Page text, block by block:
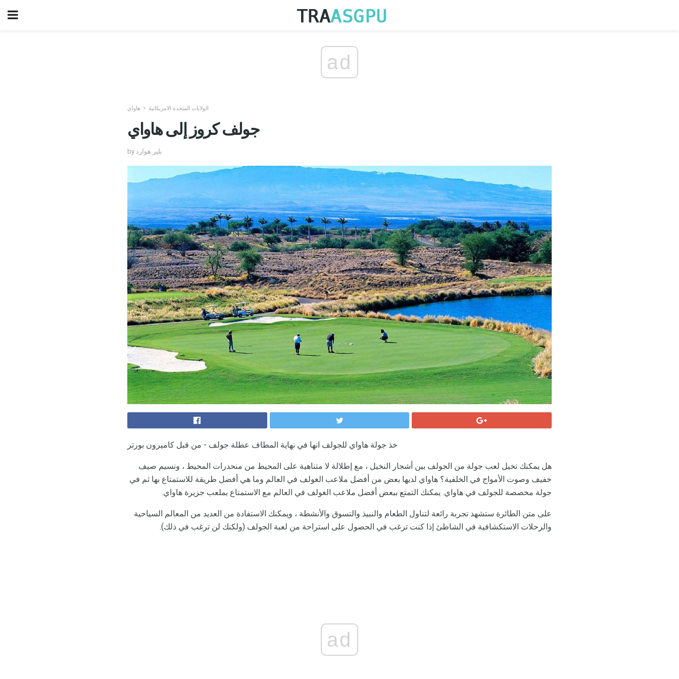
ad
الولايات المتحدة الامريكانية هاواي
جولف كروز إلى هاواي
by بلير هوارد
خذ جولة هاواي للجولف انها في نهاية المطاف عطلة جولف - من قبل كاميرون بورتر
هل يمكنك تخيل لعب جولة من الجولف بين أشجار النخيل ، مع إطلالة لا متناهية على المحيط من منحدرات المحيط ، ونسيم صيف
خفيف وصوت الأمواج في الخلفية؟ هاواي لديها بعض من أفضل ملاعب الغولف في العالم وما هي أفضل طريقة للاستمتاع بها ثم في
جولة مخصصة للجولف في هاواي. يمكنك التمتع ببعض أفضل ملاعب الغولف في العالم مع الاستمتاع بملعب جزيرة هاواي.
على متن الطائرة ستشهد تجربة رائعة لتناول الطعام والنبيذ والتسوق والأنشطة ، ويمكنك الاستفادة من العديد من المعالم السياحية
والرحلات الاستكشافية في الشاطئ إذا كنت ترغب في الحصول على استراحة من لعبة الجولف (ولكنك لن ترغب في ذلك).
ad